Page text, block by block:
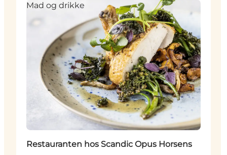
Mad og drikke
Restauranten hos Scandic Opus Horsens